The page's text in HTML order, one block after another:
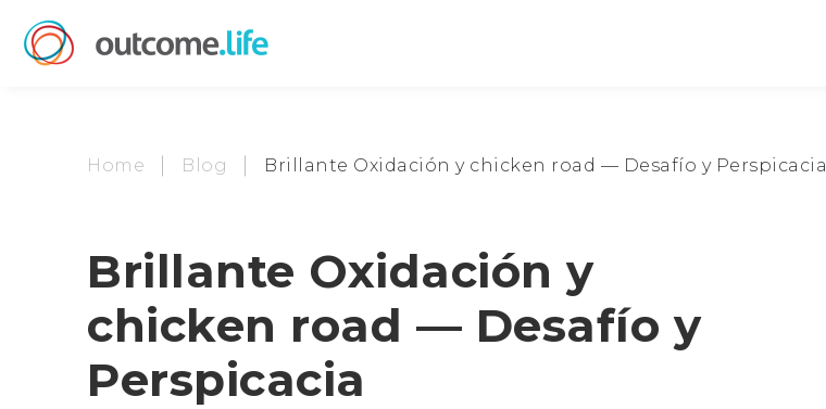
Home Blog Brillante Oxidación y chicken road — Desafío y Perspicacia
Brillante Oxidación y
chicken road — Desafío y
Perspicacia